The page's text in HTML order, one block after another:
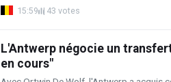
15:59 43 votes
L'Antwerp négocie un
en cours"